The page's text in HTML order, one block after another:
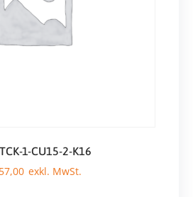
1-CU15-2-K16